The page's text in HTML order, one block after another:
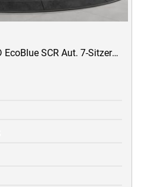
S-MAX Titanium 2.0D EcoBlue SCR Aut. 7-Sitzer/Kamera/AHK/SHZ/Navi/uvm